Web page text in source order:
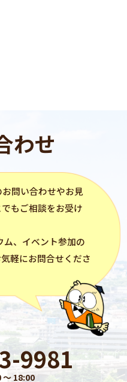
わせ
問い合わせやお見
もご相談をお受け
ム、イベント参加の
軽にお問合せくださ
9981
〜 18:00